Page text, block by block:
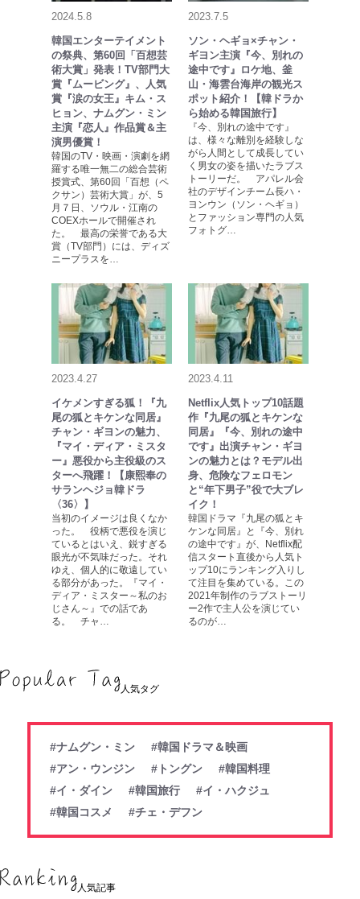
2024.5.8
韓国エンターテイメント
の祭典、第60回「百想芸
術大賞」発表！TV部門大
賞『ムービング』、人気
賞『涙の女王』キム・ス
ヒョン、ナムグン・ミン
主演『恋人』作品賞＆主
演男優賞！
韓国のTV・映画・演劇を網
羅する唯一無二の総合芸術
授賞式、第60回「百想（ペ
クサン）芸術大賞」が、5
月７日、ソウル・江南の
COEXホールで開催され
た。 最高の栄誉である大
賞（TV部門）には、ディズ
ニープラスを…
2023.7.5
ソン・ヘギョ×チャン・
ギヨン主演『今、別れの
途中です』ロケ地、釜
山・海雲台海岸の観光ス
ポット紹介！【韓ドラか
ら始める韓国旅行】
『今、別れの途中です』
は、様々な離別を経験しな
がら人間として成長してい
く男女の姿を描いたラブス
トーリーだ。 アパレル会
社のデザインチーム長ハ・
ヨンウン（ソン・ヘギョ）
とファッション専門の人気
フォトグ…
2023.4.27
イケメンすぎる狐！『九
尾の狐とキケンな同居』
チャン・ギヨンの魅力、
『マイ・ディア・ミスタ
ー』悪役から主役級のス
ターへ飛躍！【康熙奉の
サランヘジョ韓ドラ
〈36〉】
当初のイメージは良くなか
った。 役柄で悪役を演じ
ているとはいえ、鋭すぎる
眼光が不気味だった。それ
ゆえ、個人的に敬遠してい
る部分があった。『マイ・
ディア・ミスター～私のお
じさん～』での話であ
る。 チャ…
2023.4.11
Netflix人気トップ10話題
作『九尾の狐とキケンな
同居』『今、別れの途中
です』出演チャン・ギヨ
ンの魅力とは？モデル出
身、危険なフェロモン
と“年下男子”役で大ブレ
イク！
韓国ドラマ『九尾の狐とキ
ケンな同居』と『今、別れ
の途中です』が、Netflix配
信スタート直後から人気ト
ップ10にランキング入りし
て注目を集めている。この
2021年制作のラブストーリ
ー2作で主人公を演じてい
るのが…
人気タグ
#ナムグン・ミン
#韓国ドラマ＆映画
#アン・ウンジン
#トングン
#韓国料理
#イ・ダイン
#韓国旅行
#イ・ハクジュ
#韓国コスメ
#チェ・デフン
人気記事